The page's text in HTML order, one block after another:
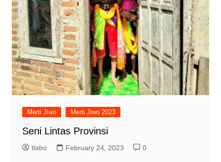
Merti Jiwo Merti Jiwo 2023
Seni Lintas Provinsi
tlabo February 24, 2023 0